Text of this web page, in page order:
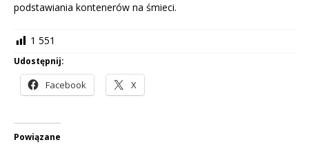
podstawiania kontenerów na śmieci.
1 551
Udostępnij:
Facebook X
Powiązane